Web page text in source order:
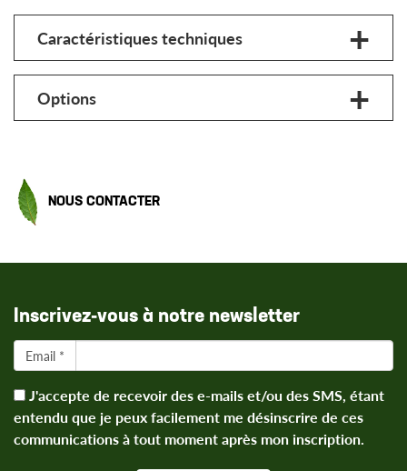
Caractéristiques techniques
Options
NOUS CONTACTER
Inscrivez-vous à notre newsletter
Email *
J'accepte de recevoir des e-mails et/ou des SMS, étant
entendu que je peux facilement me désinscrire de ces
communications à tout moment après mon inscription.